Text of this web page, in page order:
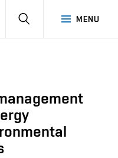
MENU
SEARCH